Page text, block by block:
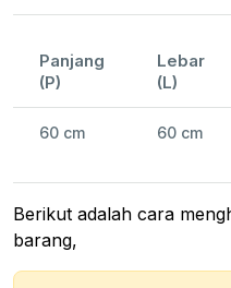
Panjang
(P)
Lebar
(L)
60 cm 60 cm
Berikut adalah cara
barang,